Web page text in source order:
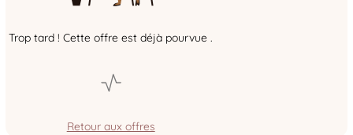
Trop tard ! Cette offre est déjà pourvue .
Retour aux offres